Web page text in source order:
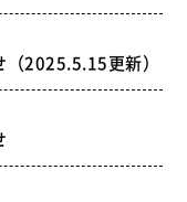
2025.5.15更新）